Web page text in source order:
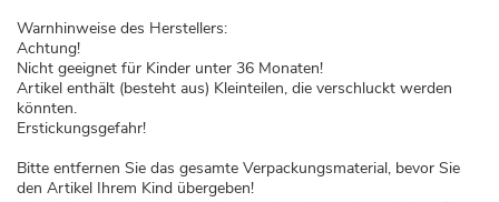
Warnhinweise des Herstellers:
Achtung!
Nicht geeignet für Kinder unter 36 Monaten!
Artikel enthält (besteht aus) Kleinteilen, die verschluckt werden
könnten.
Erstickungsgefahr!
Bitte entfernen Sie das gesamte Verpackungsmaterial, bevor Sie
den Artikel Ihrem Kind übergeben!